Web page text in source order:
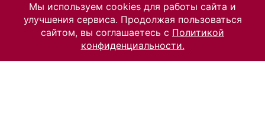
Мы используем cookies для работы сайта и
улучшения сервиса. Продолжая пользоваться
сайтом, вы соглашаетесь с Политикой
конфиденциальности.